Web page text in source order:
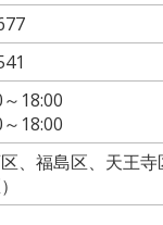
18:00
18:00
、福島区、天王